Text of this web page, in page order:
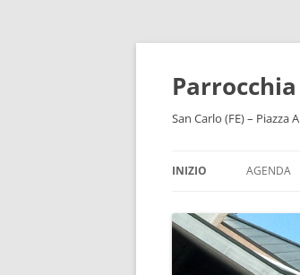
Vai
Parrocchia
San Carlo (FE) – Piazza
INIZIO AGENDA